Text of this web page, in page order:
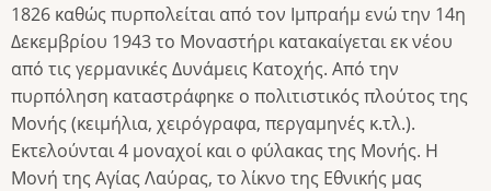
1826 καθώς πυρπολείται από τον Ιμπραήμ ενώ την 14η
Δεκεμβρίου 1943 το Μοναστήρι κατακαίγεται εκ νέου
από τις γερμανικές Δυνάμεις Κατοχής. Από την
πυρπόληση καταστράφηκε ο πολιτιστικός πλούτος της
Μονής (κειμήλια, χειρόγραφα, περγαμηνές κ.τλ.).
Εκτελούνται 4 μοναχοί και ο φύλακας της Μονής. Η
Μονή της Αγίας Λαύρας, το λίκνο της Εθνικής μας